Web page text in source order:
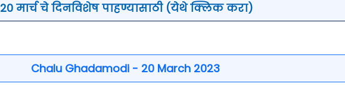
20 मार्च चे दिनविशेष पाहण्यासाठी (येथे क्लिक करा)
Chalu Ghadamodi - 20 March 2023